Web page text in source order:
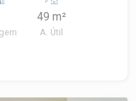
churrasqueira.
49 m²
A. Útil